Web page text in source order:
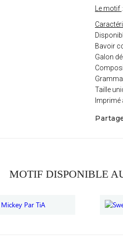
Le motif
Bavoir
Galon
Taille
Imprimé
MOTIF DISPONIBLE